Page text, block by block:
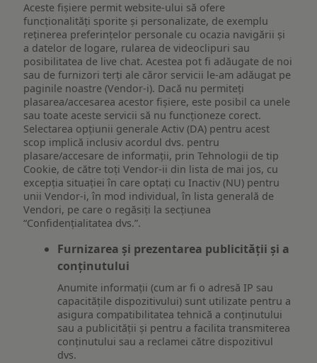
Aceste fișiere permit website-ului să ofere
funcționalități sporite și personalizate, de exemplu
reţinerea preferinţelor personale cu ocazia navigării și
a datelor de logare, rularea de videoclipuri sau
posibilitatea de live chat. Acestea pot fi adăugate de noi
sau de furnizori terți ale căror servicii le-am adăugat pe
paginile noastre (Vendor-i). Dacă nu permiteți
plasarea/accesarea acestor fișiere, este posibil ca unele
sau toate aceste servicii să nu funcționeze corect.
Selectarea opțiunii generale Activ (DA) pentru acest
scop implică inclusiv acordul dvs. pentru
plasare/accesare de informații, prin Tehnologii de tip
Cookie, de către toți Vendor-ii din lista de mai jos, cu
excepția situației în care optați cu Inactiv (NU) pentru
unii Vendor-i, în mod individual, în lista generală de
Vendori, pe care o regăsiți la secțiunea
“Confidențialitatea dvs.”.
Furnizarea și prezentarea publicității și a
conținutului
Anumite informații (cum ar fi o adresă IP sau
capacitățile dispozitivului) sunt utilizate pentru a
asigura compatibilitatea tehnică a conținutului
sau a publicității și pentru a facilita transmiterea
conținutului sau a reclamei către dispozitivul
dvs.